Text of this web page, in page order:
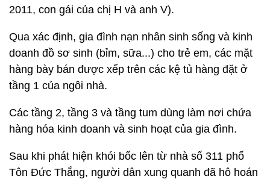
2011, con gái của chị H và anh V).
Qua xác định, gia đình nạn nhân sinh sống và kinh
doanh đồ sơ sinh (bỉm, sữa...) cho trẻ em, các mặt
hàng bày bán được xếp trên các kệ tủ hàng đặt ở
tầng 1 của ngôi nhà.
Các tầng 2, tầng 3 và tầng tum dùng làm nơi chứa
hàng hóa kinh doanh và sinh hoạt của gia đình.
Sau khi phát hiện khói bốc lên từ nhà số 311 phố
Tôn Đức Thắng, người dân xung quanh đã hô hoán